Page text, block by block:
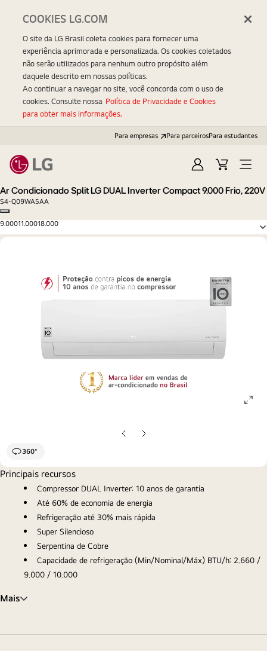
Para empresas Para parceirosPara estudantes
EntrarCarrinhoOpen
Menu
Ar Condicionado Split LG DUAL Inverter Compact 9.000 Frio, 220V
S4-Q09WA5AA
Copy model name
9.00011.00018.000
SlidePróximo
360°
Principais recursos
Compressor DUAL Inverter: 10 anos de garantia
Até 60% de economia de energia
Refrigeração até 30% mais rápida
Super Silencioso
Serpentina de Cobre
Capacidade de refrigeração (Min/Nominal/Máx) BTU/h: 2.660 /
9.000 / 10.000
Mais
COOKIES LG.COM
O site da LG Brasil coleta cookies para fornecer uma
experiência aprimorada e personalizada. Os cookies coletados
não serão utilizados para nenhum outro propósito além
daquele descrito em nossas políticas.
Ao continuar a navegar no site, você concorda com o uso de
cookies. Consulte nossa Política de Privacidade e Cookies
para obter mais informações.